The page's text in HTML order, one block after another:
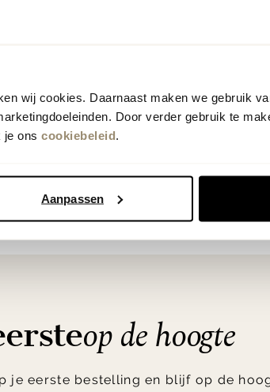
wij cookies. Daarnaast maken we gebruik
Door verder gebruik te
je ons cookiebeleid.
Aanpassen
op de hoogte
je eerste bestelling en blijf op de